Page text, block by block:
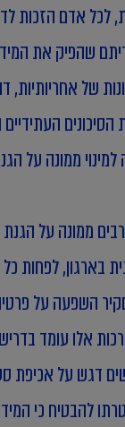
אדם הזכות
שהפיק את
של אחריותיות,
ממונה על
ממונה על
בארגון, לפחות
השפעה על
אלו עומד
להבטיח כי